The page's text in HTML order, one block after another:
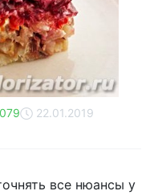
22.01.2019
все нюансы у